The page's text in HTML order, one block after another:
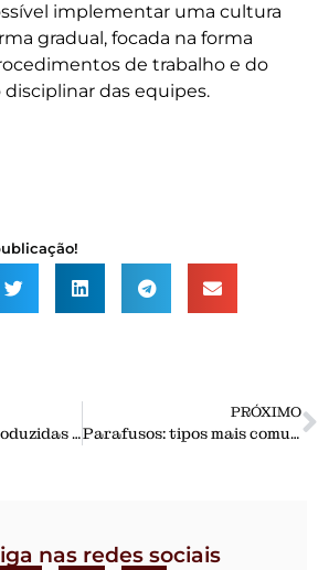
implementar uma cultura
gradual, focada na forma
de trabalho e do
das equipes.
Saiba como são produzidas as pelotas de minério de ferro
PRÓXIMO
Parafusos: tipos mais comuns e para que serve cada um deles
nas redes sociais